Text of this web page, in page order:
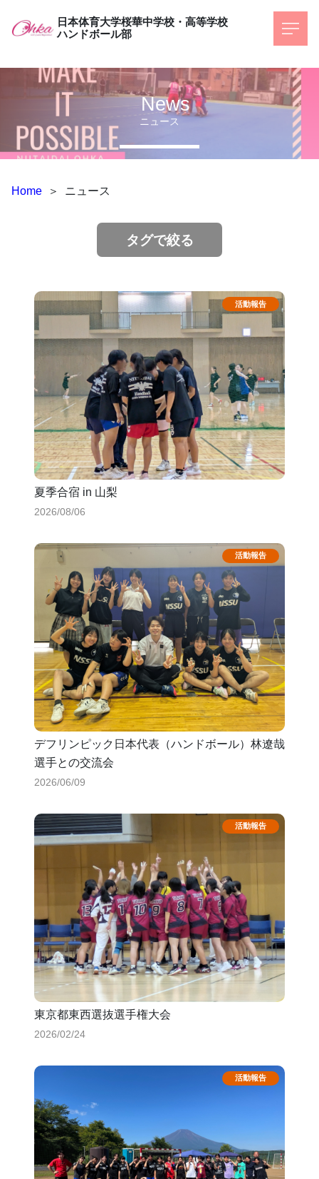
日本体育大学桜華中学校・高等学校
ハンドボール部
ニュース
News
Home ＞ ニュース
タグで絞る
夏季合宿 in 山梨
2026/08/06
デフリンピック日本代表（ハンドボール）林遼哉
選手との交流会
2026/06/09
東京都東西選抜選手権大会
2026/02/24